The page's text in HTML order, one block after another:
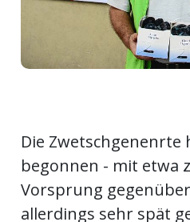
Die Zwetschgenenrte
begonnen - mit etwa
Vorsprung gegenüber
allerdings sehr spät